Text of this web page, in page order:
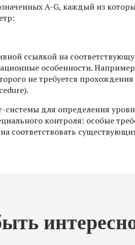
A-G, каждый из
ссылкой на
особенности.
не требуется
для определения
контроля: особые
соответствовать